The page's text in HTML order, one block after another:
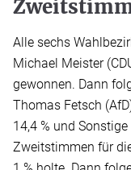
Alle sechs
Michael Meister
gewonnen. Dann
Thomas Fetsch
14,4 % und
Zweitstimmen für